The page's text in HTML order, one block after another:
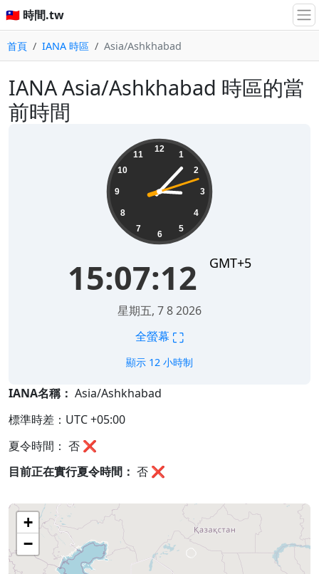
🇹🇼 時間.tw
首頁 IANA 時區 Asia/Ashkhabad
IANA Asia/Ashkhabad 時區的當
前時間
12
1
2
3
4
5
6
7
8
9
10
11
15:07:12 GMT+5
星期五, 7 8 2026
全螢幕 ⛶
顯示 12 小時制
IANA名稱： Asia/Ashkhabad
標準時差：UTC +05:00
夏令時間： 否 ❌
目前正在實行夏令時間： 否 ❌
+
−